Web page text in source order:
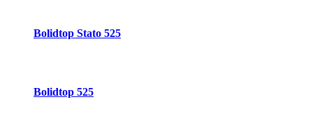
Bolidtop Stato 525
Bolidtop 525